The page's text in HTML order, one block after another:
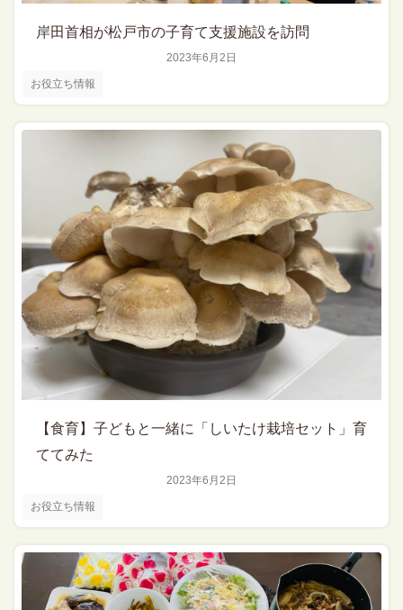
お役立ち情報
2023年6月2日
岸田首相が松戸市の子育て支援施設を訪問
お役立ち情報
2023年6月2日
【食育】子どもと一緒に「しいたけ栽培セット」育
ててみた